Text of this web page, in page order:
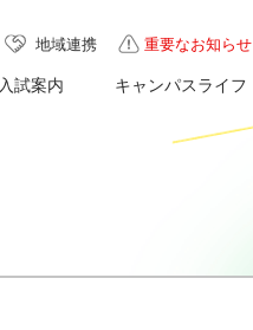
地域連携 重要なお知らせ
入試案内 キャンパスライフ